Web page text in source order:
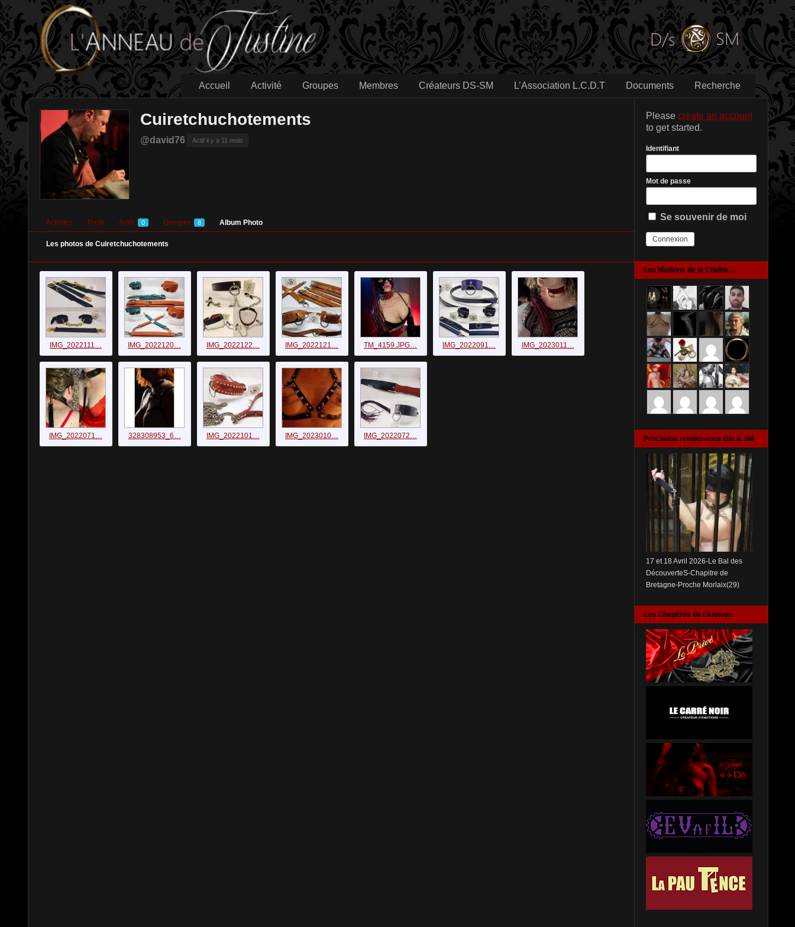
Accueil Activité Groupes Membres Créateurs DS-SM L’Association L.C.D.T Documents Recherche
Cuiretchuchotements
@david76 Actif il y a 11 mois
Activités Profil Amis 0 Groupes 8 Album Photo
Les photos de Cuiretchuchotements
IMG_2022111… IMG_2022120… IMG_2022122… IMG_2022121… TM_4159.JPG… IMG_2022091… IMG_2023011…
IMG_2022071… 328308953_6… IMG_2022101… IMG_2023010… IMG_2022072…
Please create an account
to get started.
Identifiant
Mot de passe
Se souvenir de moi
Les Maillons de la Chaîne…
Prochains rendez-vous D/s & SM
17 et 18 Avril 2026-Le Bal des
DécouverteS-Chapitre de
Bretagne-Proche Morlaix(29)
Les Chapitres de l'Anneau